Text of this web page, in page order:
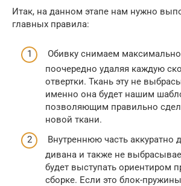
Итак, на данном этапе нам нужно
главных правила:
Обивку снимаем максимально
поочередно удаляя каждую
отвертки. Ткань эту не
именно она будет нашим
позволяющим правильно
новой ткани.
Внутреннюю часть аккуратно
дивана и также не
будет выступать ориентиром
сборке. Если это блок-